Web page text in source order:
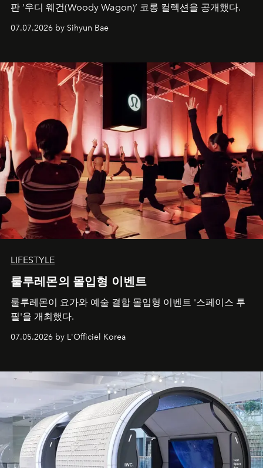
판 ’우디 웨건(Woody Wagon)‘ 코롱 컬렉션을 공개했다.
07.07.2026 by Sihyun Bae
LIFESTYLE
룰루레몬의 몰입형 이벤트
룰루레몬이 요가와 예술 결합 몰입형 이벤트 '스페이스 투
필'을 개최했다.
07.05.2026 by L'Officiel Korea